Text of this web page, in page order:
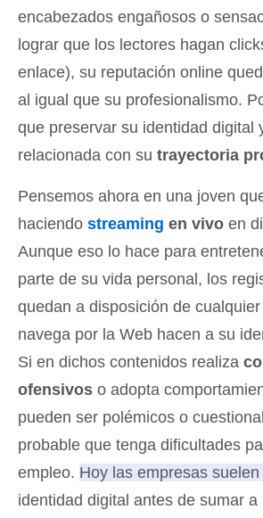
encabezados engañosos o
lograr que los lectores hagan
enlace), su reputación online
al igual que su profesionalismo.
que preservar su identidad digital
relacionada con su trayectoria
Pensemos ahora en una joven
haciendo streaming en vivo en
Aunque eso lo hace para
parte de su vida personal, los
quedan a disposición de
navega por la Web hacen a su
Si en dichos contenidos realiza
ofensivos o adopta
pueden ser polémicos o
probable que tenga dificultades
empleo. Hoy las empresas
identidad digital antes de sumar